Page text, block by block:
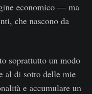
economico — ma
che nascono da
soprattutto un modo
al di sotto delle mie
e accumulare un